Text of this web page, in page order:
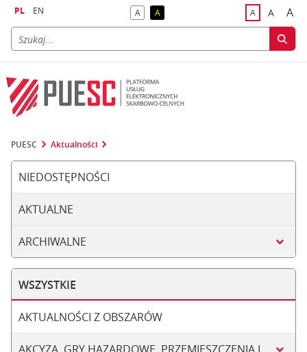
PL EN Akontrast domyślny
Akontrast żółty tekst na czarnym tle
Adomyślna
A A
PUESC Aktualności
NIEDOSTĘPNOŚCI
AKTUALNE
ARCHIWALNE
WSZYSTKIE
AKTUALNOŚCI Z OBSZARÓW